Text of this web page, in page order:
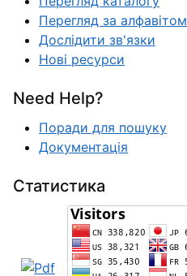
Перегляд за алфавітом
Дослідити зв'язки
Нові ресурси
Need Help?
Поради для пошуку
Документація
Статистика